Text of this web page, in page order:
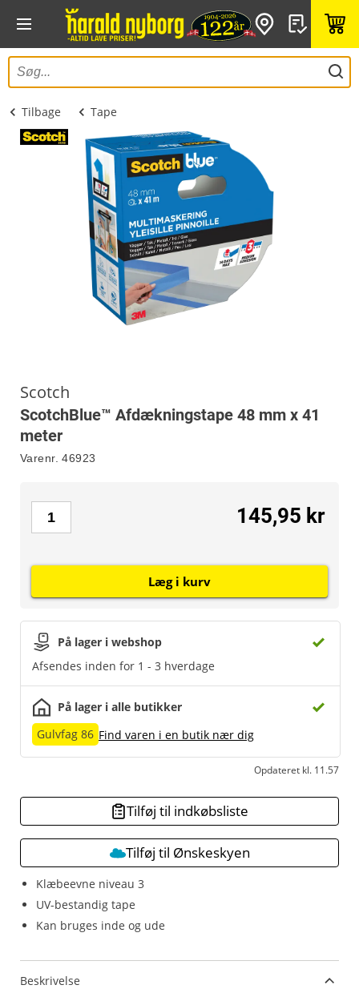
Tilbage Tape
Scotch
ScotchBlue™ Afdækningstape 48 mm x 41
meter
Varenr. 46923
Klæbeevne niveau 3
UV-bestandig tape
Kan bruges inde og ude
På lager i webshop
Afsendes inden for 1 - 3 hverdage
På lager i alle butikker
Gulvfag 86 Find varen i en butik nær dig
Opdateret kl. 11.57
145,95 kr
Læg i kurv
Tilføj til indkøbsliste
Tilføj til Ønskeskyen
Beskrivelse